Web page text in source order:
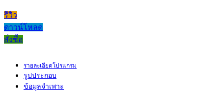
รีวิว
ดาวน์โหลด
สั่งซื้อ
รายละเอียดโปรแกรม
รูปประกอบ
ข้อมูลจำเพาะ